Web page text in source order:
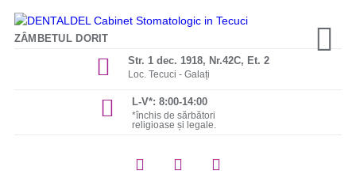
ZÂMBETUL DORIT
Str. 1 dec. 1918, Nr.42C, Et. 2
Loc. Tecuci - Galați
L-V*: 8:00-14:00
*închis de sărbători
religioase și legale.